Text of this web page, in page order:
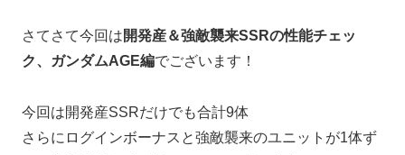
さてさて今回は開発産＆強敵襲来SSRの性能チェッ
ク、ガンダムAGE編でございます！
今回は開発産SSRだけでも合計9体
さらにログインボーナスと強敵襲来のユニットが1体ず